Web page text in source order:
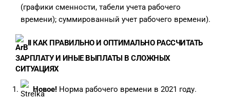
(графики сменности, табели учета рабочего
времени); суммированный учет рабочего времени).
IIКАК ПРАВИЛЬНО И ОПТИМАЛЬНО РАССЧИТАТЬ
ЗАРПЛАТУ И ИНЫЕ ВЫПЛАТЫ В СЛОЖНЫХ
СИТУАЦИЯХ
Новое! Норма рабочего времени в 2021 году.